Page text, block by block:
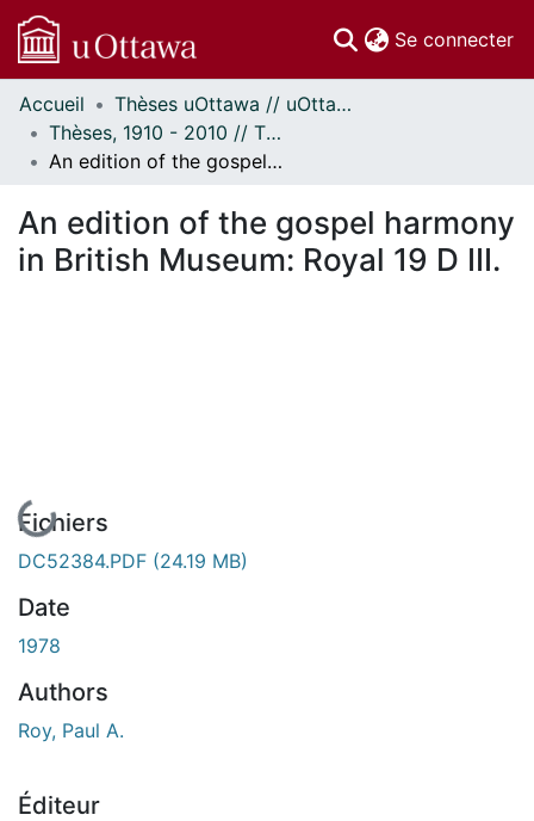
Se connecter
Communautés
et collections
Parcourir
À propos
Accueil
Thèses uOttawa // uOttawa Theses
Thèses, 1910 - 2010 // Theses, 1910 - 2010
An edition of the gospel harmony in British Museum: Royal 19 D III.
An edition of the gospel harmony
in British Museum: Royal 19 D III.
En cours de chargement...
Fichiers
DC52384.PDF (24.19 MB)
Date
1978
Authors
Roy, Paul A.
Éditeur